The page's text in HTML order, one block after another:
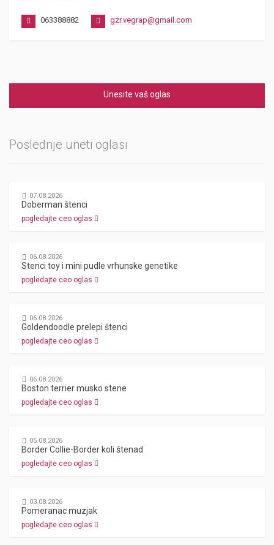
063388882 gzr.vegrap@gmail.com
Unesite vaš oglas
Poslednje uneti oglasi
07.08.2026
Doberman štenci
pogledajte ceo oglas
06.08.2026
Stenci toy i mini pudle vrhunske genetike
pogledajte ceo oglas
06.08.2026
Goldendoodle prelepi štenci
pogledajte ceo oglas
06.08.2026
Boston terrier musko stene
pogledajte ceo oglas
05.08.2026
Border Collie-Border koli štenad
pogledajte ceo oglas
03.08.2026
Pomeranac muzjak
pogledajte ceo oglas